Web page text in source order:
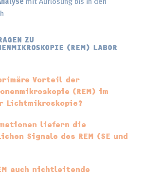
ZU
(REM) LABOR
Vorteil der
(REM) im
Lichtmikroskopie?
liefern die
Signale des REM (SE und
auch nichtleitende